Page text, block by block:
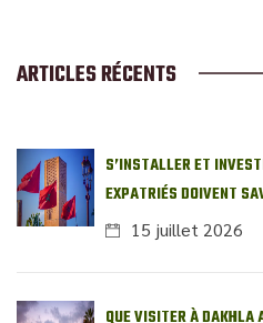
ARTICLES RÉCENTS
S’INSTALLER ET
EXPATRIÉS DOIVENT
15 juillet 2026